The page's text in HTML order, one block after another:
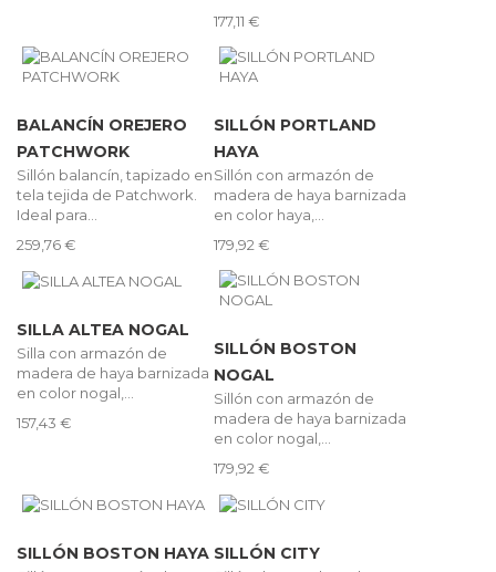
177,11 €
BALANCÍN OREJERO
PATCHWORK
Sillón balancín, tapizado en
tela tejida de Patchwork.
Ideal para...
259,76 €
SILLÓN PORTLAND
HAYA
Sillón con armazón de
madera de haya barnizada
en color haya,...
179,92 €
SILLA ALTEA NOGAL
Silla con armazón de
madera de haya barnizada
en color nogal,...
157,43 €
SILLÓN BOSTON
NOGAL
Sillón con armazón de
madera de haya barnizada
en color nogal,...
179,92 €
SILLÓN BOSTON HAYA SILLÓN CITY